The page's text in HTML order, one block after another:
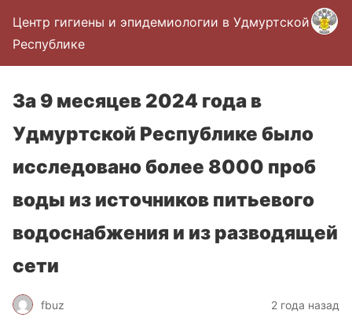
Центр гигиены и эпидемиологии в Удмуртской
Республике
За 9 месяцев 2024 года в
Удмуртской Республике было
исследовано более 8000 проб
воды из источников питьевого
водоснабжения и из разводящей
сети
fbuz 2 года назад